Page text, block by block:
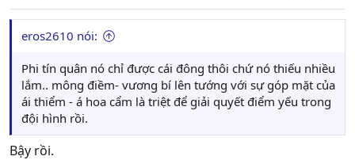
t
e
eros2610 nói:
Phi tín quân nó chỉ được cái đông thôi chứ nó thiếu nhiều
lắm.. mông điềm- vương bí lên tướng với sự góp mặt của
ái thiểm - á hoa cẩm là triệt để giải quyết điểm yếu trong
đội hình rồi.
Bậy rồi.